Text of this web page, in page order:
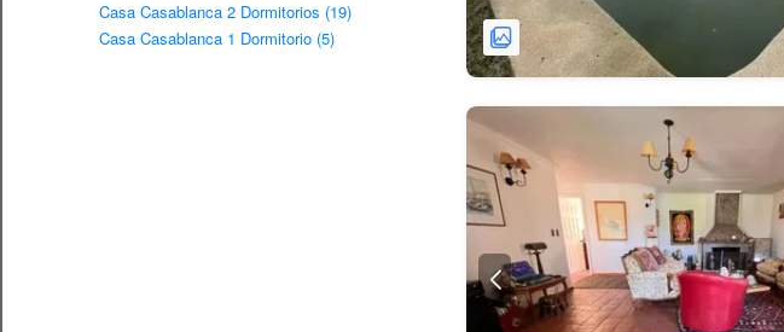
Casa Casablanca 2 Dormitorios (19)
Casa Casablanca 1 Dormitorio (5)